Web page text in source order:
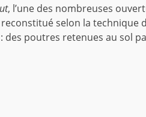
, l’une des nombreuses
selon la technique
des poutres retenues au sol